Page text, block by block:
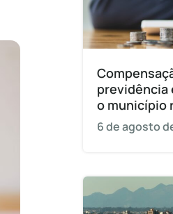
previdência
o município
6 de agosto